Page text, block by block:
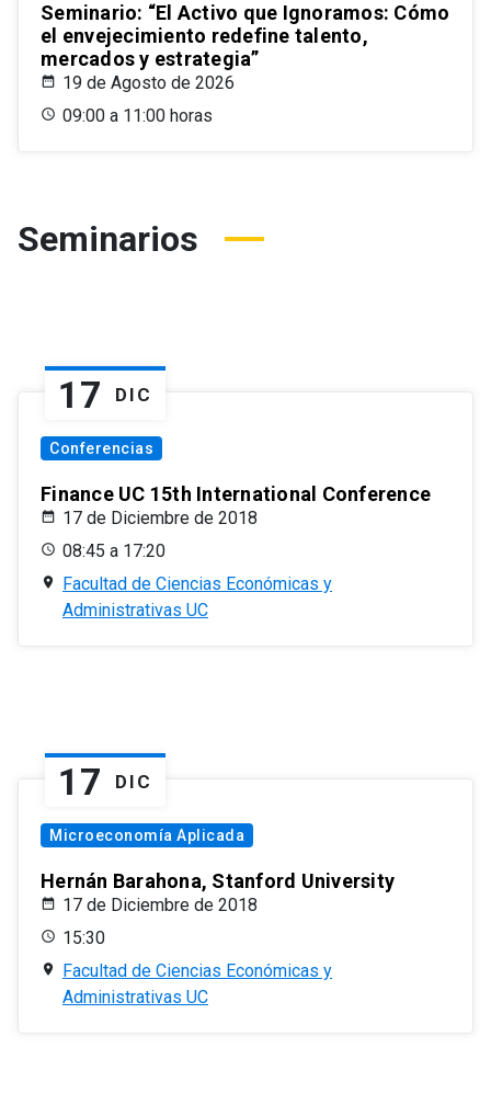
Seminario: “El Activo que Ignoramos: Cómo
el envejecimiento redefine talento,
mercados y estrategia”
19 de Agosto de 2026
09:00 a 11:00 horas
Seminarios
17 DIC
Conferencias
Finance UC 15th International Conference
17 de Diciembre de 2018
08:45 a 17:20
Facultad de Ciencias Económicas y
Administrativas UC
17 DIC
Microeconomía Aplicada
Hernán Barahona, Stanford University
17 de Diciembre de 2018
15:30
Facultad de Ciencias Económicas y
Administrativas UC